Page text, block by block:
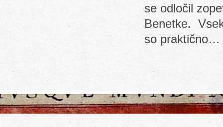
se odločil
Benetke.
so praktično…